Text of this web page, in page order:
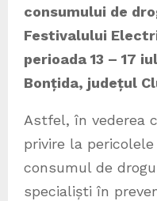
consumului de
Festivalului
perioada 13 – 17
Bonțida, județul
Astfel, în vederea
privire la
consumul de
specialiști în